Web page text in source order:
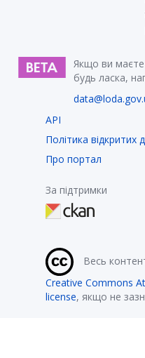
Якщо ви маєте
будь ласка,
API
Політика відкритих
Про портал
За підтримки
Весь
Creative Commons
license, якщо не